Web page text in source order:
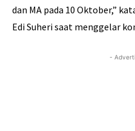
dan MA pada 10 Oktober,”
Edi Suheri saat menggelar
-